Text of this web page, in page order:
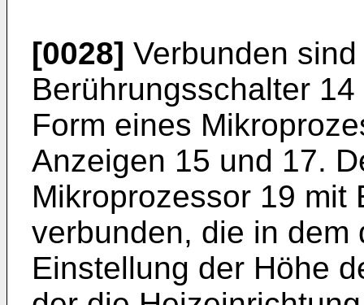
[0028] Verbunden
Berührungsschalter
Form eines
Anzeigen 15 und 17.
Mikroprozessor 19 mit
verbunden, die in
Einstellung der Höhe